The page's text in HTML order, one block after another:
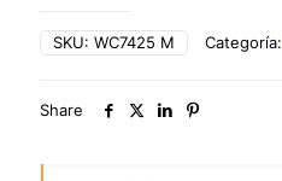
SKU: WC7425 M Categoría:
Share